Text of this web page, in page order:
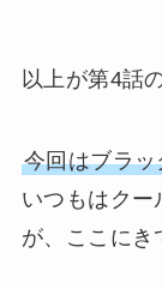
以上が第4話
今回はブラ
いつもはクー
が、ここにき